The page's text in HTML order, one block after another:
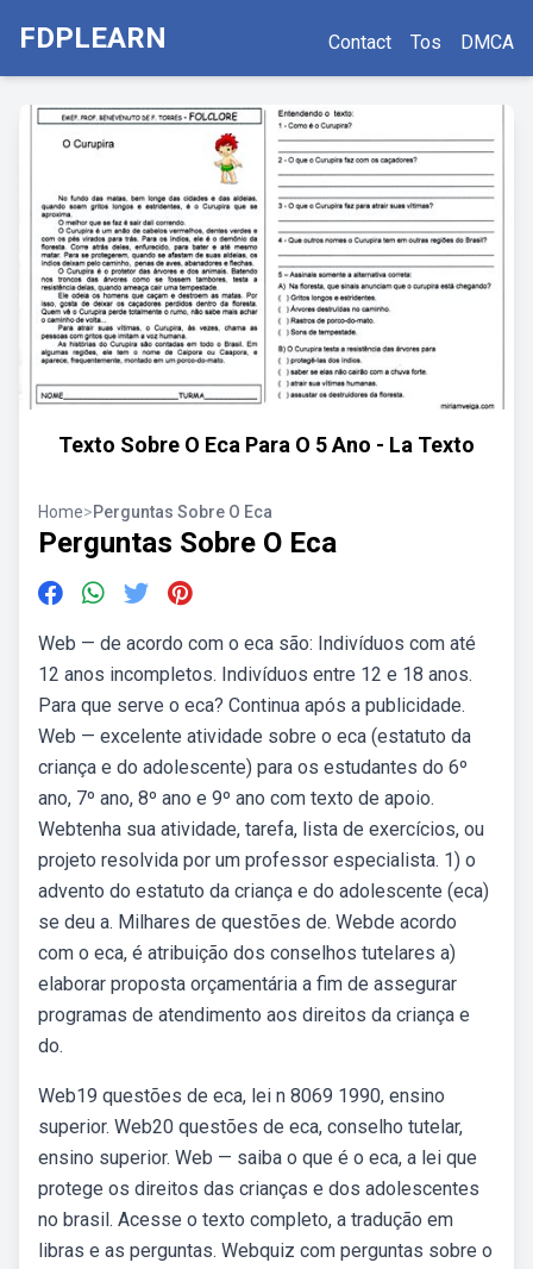
FDPLEARN Contact Tos DMCA
Texto Sobre O Eca Para O 5 Ano - La Texto
Home>Perguntas Sobre O Eca
Perguntas Sobre O Eca
Web — de acordo com o eca são: Indivíduos com até
12 anos incompletos. Indivíduos entre 12 e 18 anos.
Para que serve o eca? Continua após a publicidade.
Web — excelente atividade sobre o eca (estatuto da
criança e do adolescente) para os estudantes do 6º
ano, 7º ano, 8º ano e 9º ano com texto de apoio.
Webtenha sua atividade, tarefa, lista de exercícios, ou
projeto resolvida por um professor especialista. 1) o
advento do estatuto da criança e do adolescente (eca)
se deu a. Milhares de questões de. Webde acordo
com o eca, é atribuição dos conselhos tutelares a)
elaborar proposta orçamentária a fim de assegurar
programas de atendimento aos direitos da criança e
do.
Web19 questões de eca, lei n 8069 1990, ensino
superior. Web20 questões de eca, conselho tutelar,
ensino superior. Web — saiba o que é o eca, a lei que
protege os direitos das crianças e dos adolescentes
no brasil. Acesse o texto completo, a tradução em
libras e as perguntas. Webquiz com perguntas sobre o